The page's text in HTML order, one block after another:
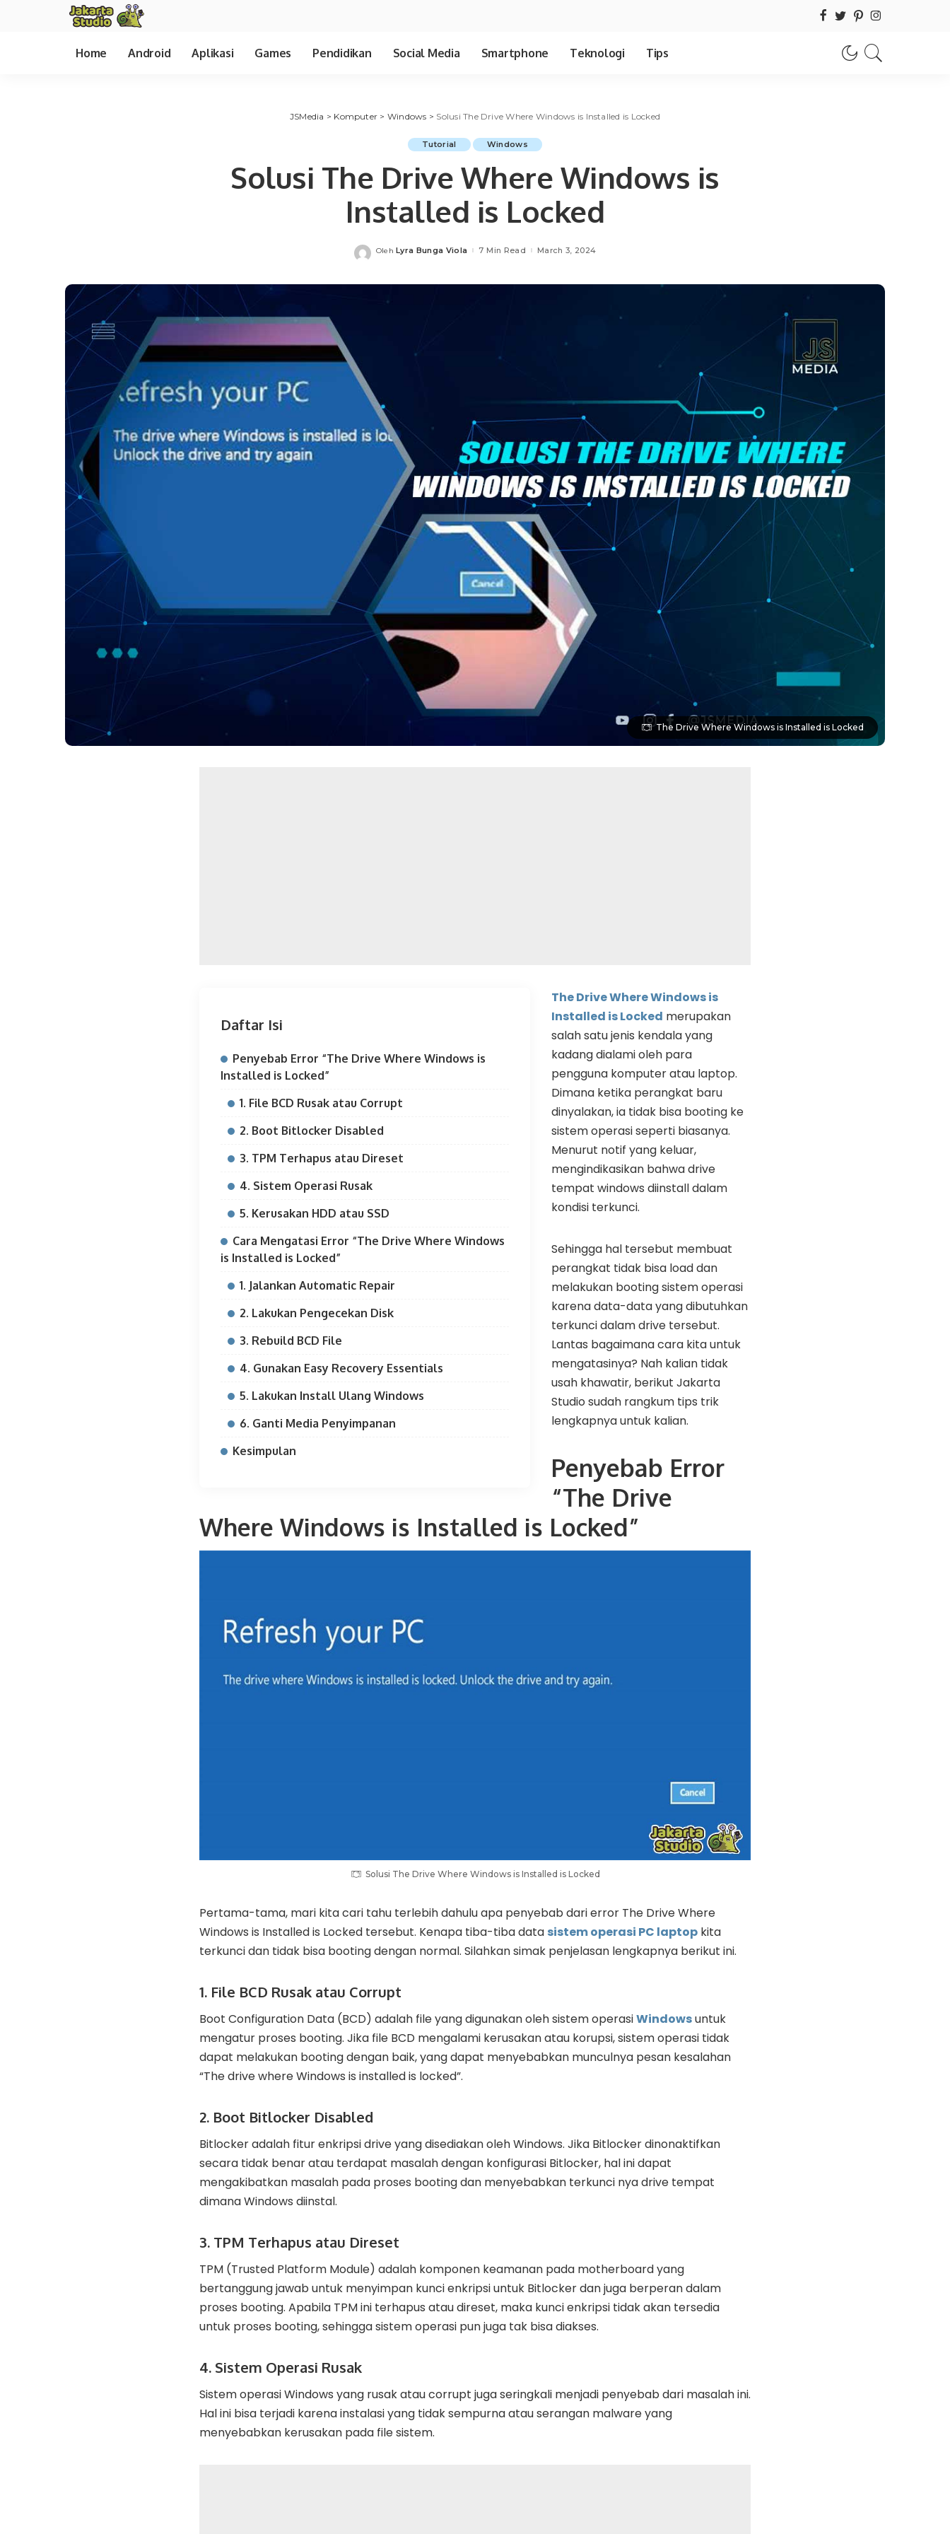
Home Android Aplikasi Games Pendidikan Social Media Smartphone Teknologi Tips
JSMedia > Komputer > Windows > Solusi The Drive Where Windows is Installed is Locked
Tutorial Windows
Solusi The Drive Where Windows is
Installed is Locked
Posted
Oleh Lyra Bunga Viola 7 Min Read March 3, 2024
The Drive Where Windows is Installed is Locked
Daftar Isi
Penyebab Error “The Drive Where Windows is
Installed is Locked”
1. File BCD Rusak atau Corrupt
2. Boot Bitlocker Disabled
3. TPM Terhapus atau Direset
4. Sistem Operasi Rusak
5. Kerusakan HDD atau SSD
Cara Mengatasi Error “The Drive Where Windows
is Installed is Locked”
1. Jalankan Automatic Repair
2. Lakukan Pengecekan Disk
3. Rebuild BCD File
4. Gunakan Easy Recovery Essentials
5. Lakukan Install Ulang Windows
6. Ganti Media Penyimpanan
Kesimpulan
The Drive Where Windows is
Installed is Locked merupakan
salah satu jenis kendala yang
kadang dialami oleh para
pengguna komputer atau laptop.
Dimana ketika perangkat baru
dinyalakan, ia tidak bisa booting ke
sistem operasi seperti biasanya.
Menurut notif yang keluar,
mengindikasikan bahwa drive
tempat windows diinstall dalam
kondisi terkunci.
Sehingga hal tersebut membuat
perangkat tidak bisa load dan
melakukan booting sistem operasi
karena data-data yang dibutuhkan
terkunci dalam drive tersebut.
Lantas bagaimana cara kita untuk
mengatasinya? Nah kalian tidak
usah khawatir, berikut Jakarta
Studio sudah rangkum tips trik
lengkapnya untuk kalian.
Penyebab Error
“The Drive
Where Windows is Installed is Locked”
Solusi The Drive Where Windows is Installed is Locked
Pertama-tama, mari kita cari tahu terlebih dahulu apa penyebab dari error The Drive Where
Windows is Installed is Locked tersebut. Kenapa tiba-tiba data sistem operasi PC laptop kita
terkunci dan tidak bisa booting dengan normal. Silahkan simak penjelasan lengkapnya berikut ini.
1. File BCD Rusak atau Corrupt
Boot Configuration Data (BCD) adalah file yang digunakan oleh sistem operasiWindowsuntuk
mengatur proses booting. Jika file BCD mengalami kerusakan atau korupsi, sistem operasi tidak
dapat melakukan booting dengan baik, yang dapat menyebabkan munculnya pesan kesalahan
“The drive where Windows is installed is locked”.
2. Boot Bitlocker Disabled
Bitlocker adalah fitur enkripsi drive yang disediakan oleh Windows. Jika Bitlocker dinonaktifkan
secara tidak benar atau terdapat masalah dengan konfigurasi Bitlocker, hal ini dapat
mengakibatkan masalah pada proses booting dan menyebabkan terkunci nya drive tempat
dimana Windows diinstal.
3. TPM Terhapus atau Direset
TPM (Trusted Platform Module) adalah komponen keamanan pada motherboard yang
bertanggung jawab untuk menyimpan kunci enkripsi untuk Bitlocker dan juga berperan dalam
proses booting. Apabila TPM ini terhapus atau direset, maka kunci enkripsi tidak akan tersedia
untuk proses booting, sehingga sistem operasi pun juga tak bisa diakses.
4. Sistem Operasi Rusak
Sistem operasi Windows yang rusak atau corrupt juga seringkali menjadi penyebab dari masalah ini.
Hal ini bisa terjadi karena instalasi yang tidak sempurna atau serangan malware yang
menyebabkan kerusakan pada file sistem.